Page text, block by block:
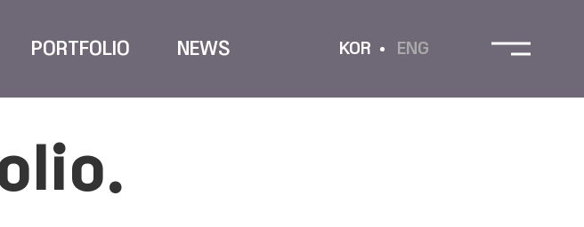
PORTFOLIO NEWS KOR ENG